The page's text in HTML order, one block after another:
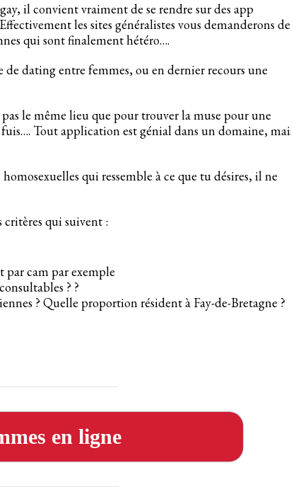
il convient vraiment de se rendre sur des app
les sites généralistes vous demanderons de
qui sont finalement hétéro….
de dating entre femmes, ou en dernier recours une
le même lieu que pour trouver la muse pour une
Tout application est génial dans un domaine,
qui ressemble à ce que tu désires, il ne
critères qui suivent :
par cam par exemple
? ?
? Quelle proportion résident à Fay-de-Bretagne ?
en ligne